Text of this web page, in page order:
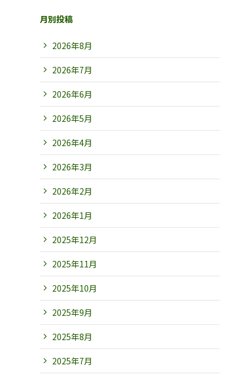
月別投稿
2026年8月
2026年7月
2026年6月
2026年5月
2026年4月
2026年3月
2026年2月
2026年1月
2025年12月
2025年11月
2025年10月
2025年9月
2025年8月
2025年7月